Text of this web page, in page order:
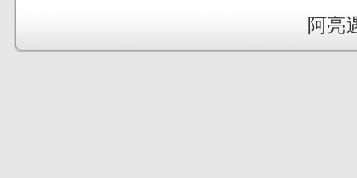
阿亮